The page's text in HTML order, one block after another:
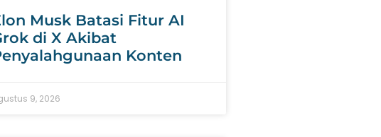
Musk Batasi Fitur AI
di X Akibat
Konten
9, 2026